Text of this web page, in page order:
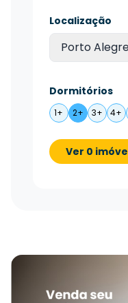
Localização
Porto
Dormitórios
1+ 2+ 3+ 4+
Ver 0